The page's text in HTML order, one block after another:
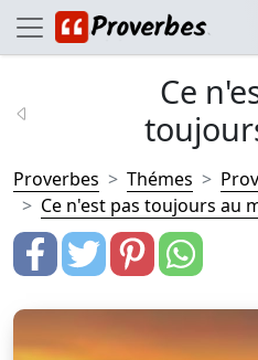
Ce
Proverbes Thémes
Ce n'est pas toujours au